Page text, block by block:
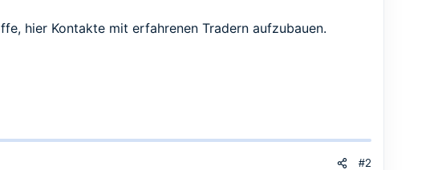
hier Kontakte mit erfahrenen Tradern aufzubauen.
#2